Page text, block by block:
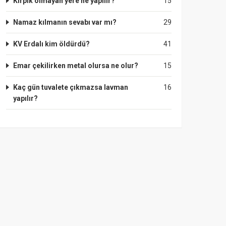
29
Namaz kılmanın sevabı var mı?
41
KV Erdalı kim öldürdü?
15
Emar çekilirken metal olursa ne olur?
16
Kaç gün tuvalete çıkmazsa lavman
yapılır?